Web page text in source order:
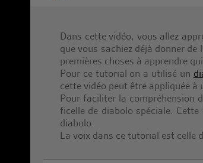
Dans cette vidéo, vous allez
que vous sachiez déjà donner
premières choses à apprendre
Pour ce tutorial on a utilisé un
cette vidéo peut être appliquée à
Pour faciliter la compréhension
ficelle de diabolo spéciale.
diabolo.
La voix dans ce tutorial est celle